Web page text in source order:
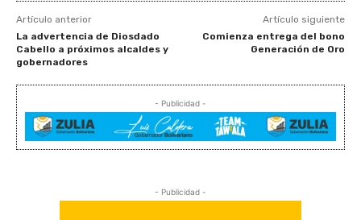
Artículo anterior
La advertencia de Diosdado
Cabello a próximos alcaldes y
gobernadores
Artículo siguiente
Comienza entrega del bono
Generación de Oro
- Publicidad -
- Publicidad -